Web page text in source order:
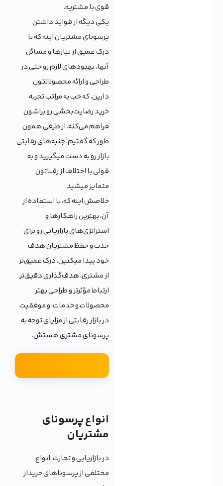
قوی با مشتریه.
یکی دیگه از فواید داشتن
پرسونای مشتریان اینه که با
درک عمیق از نیازها و مسائل
آنها، بهبودهای لازم رو حتی در
طراحی و ارائه محصولاتتون
دارین، که خب به مراتب تجربه
خرید رضایت‌بخشی رو براشون
فراهم می‌کنه. از طرفی همون
طور که گفتیم، جنبه‌های رقابتی
بازار رو به دست میگیرید و به
قولی با اختلاف از رقباتون
متمایز میشید.
خلاصش اینه که، با استفاده از
آن، بهترین راهکارها و
استراتژی‌های بازاریابی رو برای
جذب و حفظ مشتریان هدف
خود پیدا میکنین. درک عمیق‌تر
از مشتری، هدف‌گذاری دقیق‌تر،
ارتباط مؤثرتر و طراحی بهتر
محصولات و خدمات، و موفقیت
در بازار رقابتی از مزایای توجه به
پرسونای مشتری هستش.
انواع پرسونای
مشتریان
در بازاریابی و تجارت، انواع
مختلفی از پرسوناهای خریدار